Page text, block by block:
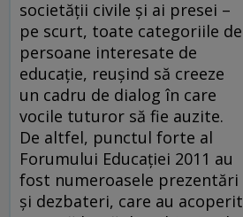
societăţii civile şi ai presei –
pe scurt, toate categoriile de
persoane interesate de
educaţie, reuşind să creeze
un cadru de dialog în care
vocile tuturor să fie auzite.
De altfel, punctul forte al
Forumului Educaţiei 2011 au
fost numeroasele prezentări
şi dezbateri, care au acoperit